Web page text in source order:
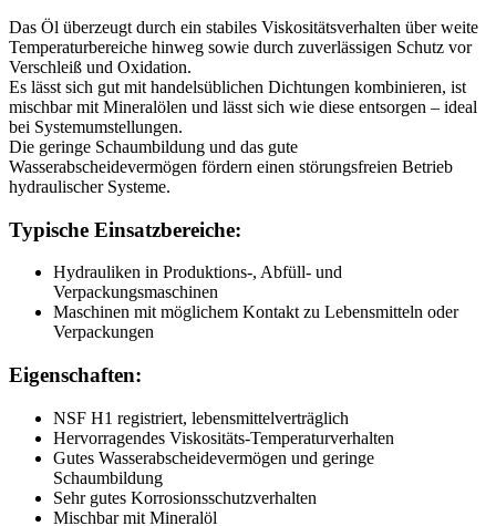
Das Öl überzeugt durch ein stabiles Viskositätsverhalten über weite
Temperaturbereiche hinweg sowie durch zuverlässigen Schutz vor
Verschleiß und Oxidation.
Es lässt sich gut mit handelsüblichen Dichtungen kombinieren, ist
mischbar mit Mineralölen und lässt sich wie diese entsorgen – ideal
bei Systemumstellungen.
Die geringe Schaumbildung und das gute
Wasserabscheidevermögen fördern einen störungsfreien Betrieb
hydraulischer Systeme.
Typische Einsatzbereiche:
Hydrauliken in Produktions-, Abfüll- und
Verpackungsmaschinen
Maschinen mit möglichem Kontakt zu Lebensmitteln oder
Verpackungen
Eigenschaften:
NSF H1 registriert, lebensmittelverträglich
Hervorragendes Viskositäts-Temperaturverhalten
Gutes Wasserabscheidevermögen und geringe
Schaumbildung
Sehr gutes Korrosionsschutzverhalten
Mischbar mit Mineralöl